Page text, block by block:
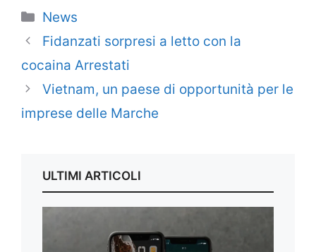
Categorie
News
Fidanzati sorpresi a letto con la
cocaina Arrestati
Vietnam, un paese di opportunità per le
imprese delle Marche
ULTIMI ARTICOLI